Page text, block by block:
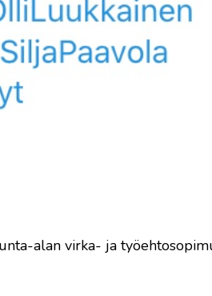
alan virka- ja